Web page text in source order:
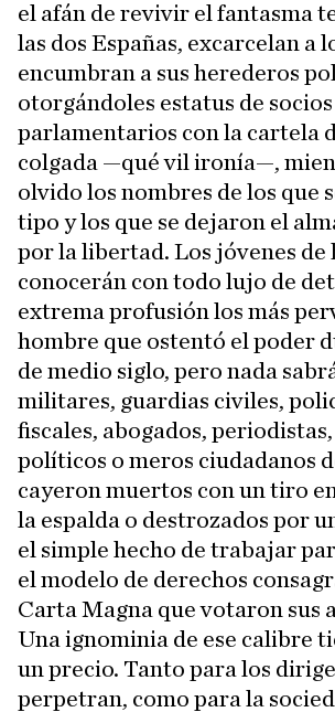
el afán de revivir el fantasma
las dos Españas, excarcelan a
encumbran a sus herederos
otorgándoles estatus de socios
parlamentarios con la cartela
colgada —qué vil ironía—,
olvido los nombres de los que
tipo y los que se dejaron el
por la libertad. Los jóvenes de
conocerán con todo lujo de
extrema profusión los más
hombre que ostentó el poder
de medio siglo, pero nada
militares, guardias civiles,
fiscales, abogados,
políticos o meros ciudadanos
cayeron muertos con un tiro
la espalda o destrozados por
el simple hecho de trabajar
el modelo de derechos
Carta Magna que votaron sus
Una ignominia de ese calibre
un precio. Tanto para los
perpetran, como para la